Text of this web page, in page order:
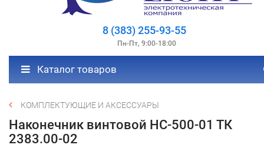
8 (383) 255-93-55
Пн-Пт, 9:00-18:00
Каталог товаров
КОМПЛЕКТУЮЩИЕ И АКСЕССУАРЫ
Наконечник винтовой НС-500-01 ТК
2383.00-02